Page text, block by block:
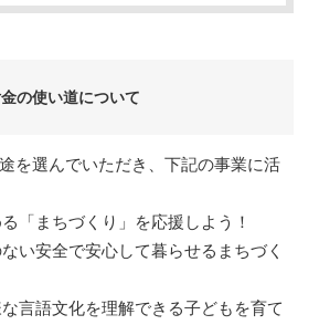
の使い道について
を選んでいただき、下記の事業に活
「まちづくり」を応援しよう！
い安全で安心して暮らせるまちづく
言語文化を理解できる子どもを育て